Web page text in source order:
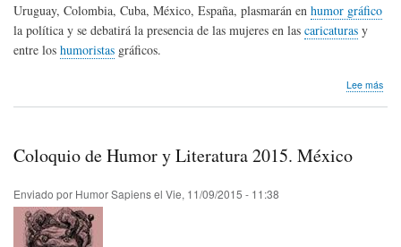
Uruguay, Colombia, Cuba, México, España, plasmarán en humor gráfico
la política y se debatirá la presencia de las mujeres en las caricaturas y
entre los humoristas gráficos.
Lee más
Coloquio de Humor y Literatura 2015. México
Enviado por Humor Sapiensel Vie, 11/09/2015 - 11:38